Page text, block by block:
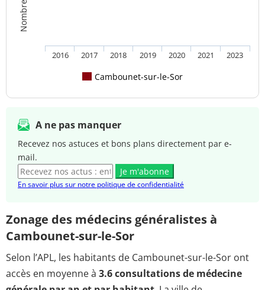
Cambounet-sur-le-Sor
2016 2017 2018 2019 2020 2021 2023
A ne pas manquer
Recevez nos astuces et bons plans directement par e-
mail.
Je m'abonne
En savoir plus sur notre politique de confidentialité
Zonage des médecins généralistes à
Cambounet-sur-le-Sor
Selon l’APL, les habitants de Cambounet-sur-le-Sor ont
accès en moyenne à 3.6 consultations de médecine